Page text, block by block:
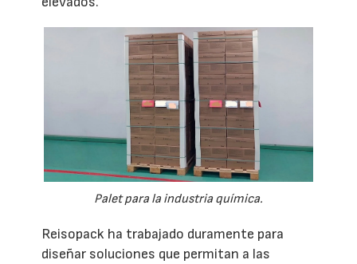
Palet para la industria química.
Reisopack ha trabajado duramente para
diseñar soluciones que permitan a las